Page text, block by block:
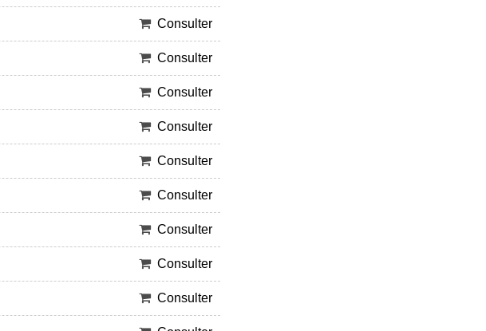
Consulter
Consulter
Consulter
Consulter
Consulter
Consulter
Consulter
Consulter
Consulter